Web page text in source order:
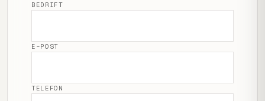
BEDRIFT
E-POST
TELEFON